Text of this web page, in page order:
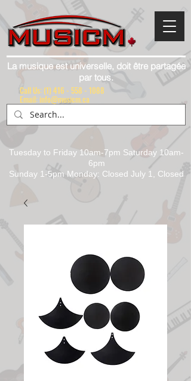
La musique est universelle, doit être partagée
par tous.
Tuesday to Friday 10am-7pm Saturday 10am-
6pm
Sunday 1-5pm Monday: Closed July 1, Closed
Call Us: (1) 416 - 558 - 1088
Email: info@musicm.ca